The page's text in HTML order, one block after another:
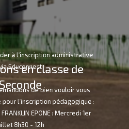
en classe de
Seconde
à l'inscription administrative
Educonnect
de bien vouloir vous
l'inscription pédagogique :
EPONE : Mercredi 1er
8h30 - 12h